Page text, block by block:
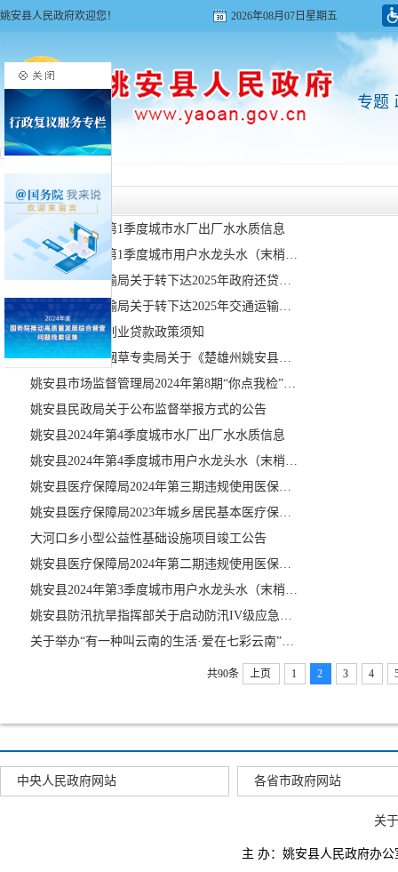
姚安县人民政府欢迎您！ 2026年08月07日星期五
专题
首页>政民互动
回应关切
姚安县2025年第1季度城市水厂出厂水水质信息
姚安县2025年第1季度城市用户水龙头水（末梢水）水质信息
楚雄州交通运输局关于转下达2025年政府还贷二级公路取消收费后预算资金补助普通公路养护计划的通知
楚雄州交通运输局关于转下达2025年交通运输领域专项资金（第一批）投资计划的通知
2025年姚安县创业贷款政策须知
楚雄州姚安县烟草专卖局关于《楚雄州姚安县烟草制品零售点合理布局规划方案 （草案）》听证会听证结果的公告（第3号）
姚安县市场监督管理局2024年第8期“你点我检”食品安全监督抽检信息公告
姚安县民政局关于公布监督举报方式的公告
姚安县2024年第4季度城市水厂出厂水水质信息
姚安县2024年第4季度城市用户水龙头水（末梢水）水质信息
姚安县医疗保障局2024年第三期违规使用医保基金典型案例
姚安县医疗保障局2023年城乡居民基本医疗保险补助资金项目绩效评价报告
大河口乡小型公益性基础设施项目竣工公告
姚安县医疗保障局2024年第二期违规使用医保基金典型案例
姚安县2024年第3季度城市用户水龙头水（末梢水）水质信息
姚安县防汛抗旱指挥部关于启动防汛IV级应急响应的通知
关于举办“有一种叫云南的生活·爱在七彩云南”玫瑰之约集体颁证仪式和2024年“七夕节”办理结婚登记的公告
共90条 上页 1 2 3 4
中央人民政府网站 各省市政府网站
关
主 办：姚安县人民政府办